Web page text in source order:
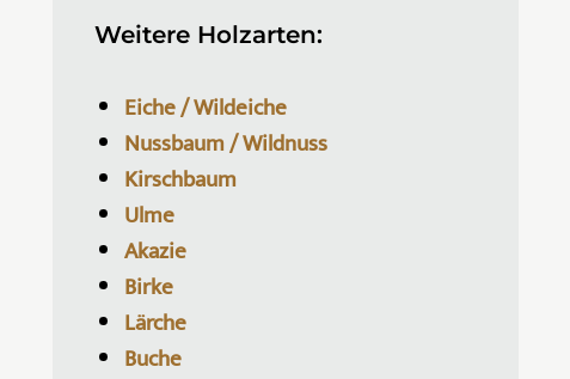
Weitere Holzarten:
Eiche / Wildeiche
Nussbaum / Wildnuss
Kirschbaum
Ulme
Akazie
Birke
Lärche
Buche